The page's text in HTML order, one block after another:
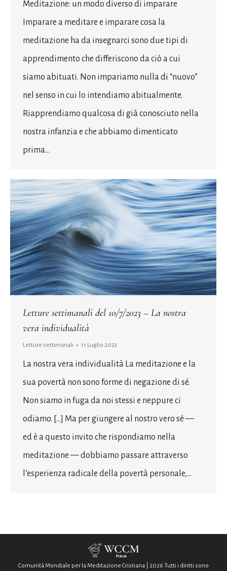
Meditazione: un modo diverso di imparare
Imparare a meditare e imparare cosa la
meditazione ha da insegnarci sono due tipi di
apprendimento che differiscono da ciò a cui
siamo abituati. Non impariamo nulla di “nuovo”
nel senso in cui lo intendiamo abitualmente.
Riapprendiamo qualcosa di già conosciuto nella
nostra infanzia e che abbiamo dimenticato
prima…
Letture settimanali del 10/7/2023 – La nostra
vera individualità
Letture settimanali 11 Luglio 2023
La nostra vera individualità La meditazione e la
sua povertà non sono forme di negazione di sé.
Non siamo in fuga da noi stessi e neppure ci
odiamo. […] Ma per giungere al nostro vero sé —
ed è a questo invito che rispondiamo nella
meditazione — dobbiamo passare attraverso
l’esperienza radicale della povertà personale,…
Comunità Mondiale per la Meditazione Cristiana | 2026 Tutti i diritti sono